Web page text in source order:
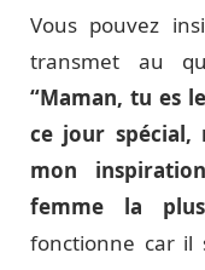
Vous pouvez
transmet au
“Maman, tu es
ce jour spécial,
mon
femme la
fonctionne car il